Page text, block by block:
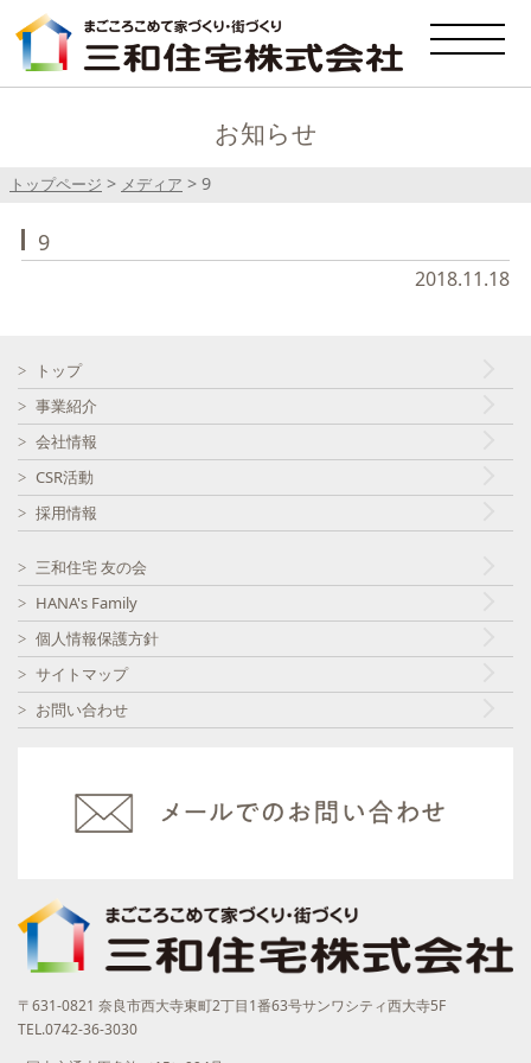
お知らせ
トップページ > メディア > 9
9
2018.11.18
トップ
事業紹介
会社情報
CSR活動
採用情報
三和住宅 友の会
HANA's Family
個人情報保護方針
サイトマップ
お問い合わせ
〒631-0821 奈良市西大寺東町2丁目1番63号サンワシティ西大寺5F
TEL.0742-36-3030